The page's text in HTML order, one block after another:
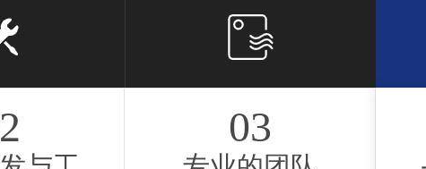
03